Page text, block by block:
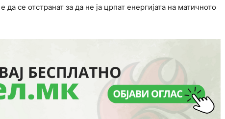
се отстранат за да не ја црпат енергијата на матичното